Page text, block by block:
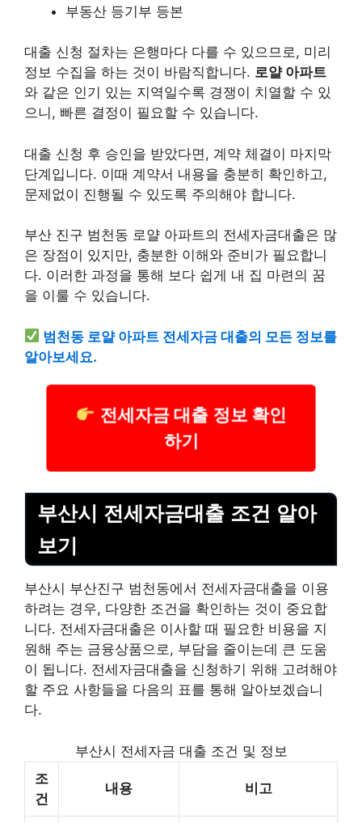
부동산 등기부 등본
대출 신청 절차는 은행마다 다를 수 있으므로, 미리
정보 수집을 하는 것이 바람직합니다. 로얄 아파트
와 같은 인기 있는 지역일수록 경쟁이 치열할 수 있
으니, 빠른 결정이 필요할 수 있습니다.
대출 신청 후 승인을 받았다면, 계약 체결이 마지막
단계입니다. 이때 계약서 내용을 충분히 확인하고,
문제없이 진행될 수 있도록 주의해야 합니다.
부산 진구 범천동 로얄 아파트의 전세자금대출은 많
은 장점이 있지만, 충분한 이해와 준비가 필요합니
다. 이러한 과정을 통해 보다 쉽게 내 집 마련의 꿈
을 이룰 수 있습니다.
범천동 로얄 아파트 전세자금 대출의 모든 정보를
알아보세요.
전세자금 대출 정보 확인
하기
부산시 전세자금대출 조건 알아
보기
부산시 부산진구 범천동에서 전세자금대출을 이용
하려는 경우, 다양한 조건을 확인하는 것이 중요합
니다. 전세자금대출은 이사할 때 필요한 비용을 지
원해 주는 금융상품으로, 부담을 줄이는데 큰 도움
이 됩니다. 전세자금대출을 신청하기 위해 고려해야
할 주요 사항들을 다음의 표를 통해 알아보겠습니
다.
부산시 전세자금 대출 조건 및 정보
조
건
내용 비고